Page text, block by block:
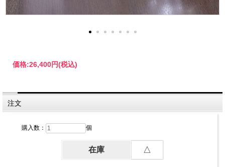
価格:26,400円(税込)
注文
購入数： 個
在庫 △